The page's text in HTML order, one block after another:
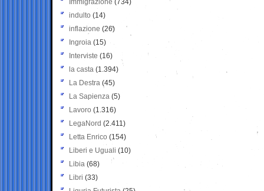
Immigrazione (734)
indulto (14)
inflazione (26)
Ingroia (15)
Interviste (16)
la casta (1.394)
La Destra (45)
La Sapienza (5)
Lavoro (1.316)
LegaNord (2.411)
Letta Enrico (154)
Liberi e Uguali (10)
Libia (68)
Libri (33)